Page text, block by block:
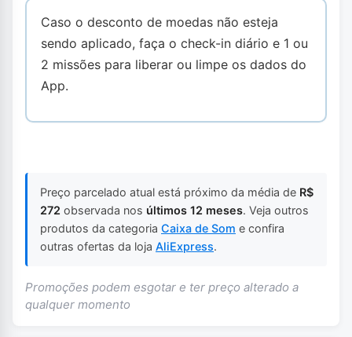
Caso o desconto de moedas não esteja
sendo aplicado, faça o check-in diário e 1 ou
2 missões para liberar ou limpe os dados do
App.
Preço parcelado atual está próximo da média de R$
272 observada nos últimos 12 meses. Veja outros
produtos da categoria Caixa de Som e confira
outras ofertas da loja AliExpress.
Promoções podem esgotar e ter preço alterado a
qualquer momento